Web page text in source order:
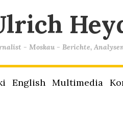
- Moskau - Berichte,
English Multimedia